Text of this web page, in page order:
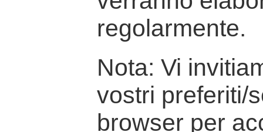
regolarmente.
Nota: Vi
vostri preferiti/
browser per